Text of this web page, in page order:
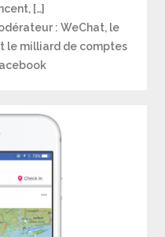
[…]
: WeChat, le
le milliard de comptes